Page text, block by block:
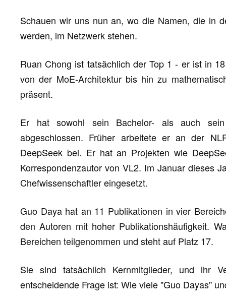
Schauen wir uns nun an, wo die Namen, die in
werden, im Netzwerk stehen.
Ruan Chong ist tatsächlich der Top 1 - er ist in
von der MoE-Architektur bis hin zu
präsent.
Er hat sowohl sein Bachelor- als auch
abgeschlossen. Früher arbeitete er an der
DeepSeek bei. Er hat an Projekten wie
Korrespondenzautor von VL2. Im Januar dieses
Chefwissenschaftler eingesetzt.
Guo Daya hat an 11 Publikationen in vier
den Autoren mit hoher Publikationshäufigkeit.
Bereichen teilgenommen und steht auf Platz 17.
Sie sind tatsächlich Kernmitglieder, und ihr
entscheidende Frage ist: Wie viele "Guo Dayas"